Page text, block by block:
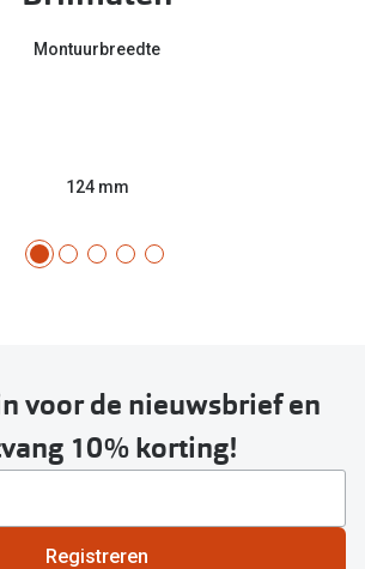
Montuurbreedte
124 mm
voor de nieuwsbrief en
10% korting!
Registreren